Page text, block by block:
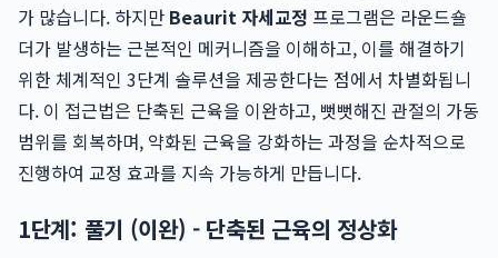
가 많습니다. 하지만 Beaurit 자세교정 프로그램은 라운드숄
더가 발생하는 근본적인 메커니즘을 이해하고, 이를 해결하기
위한 체계적인 3단계 솔루션을 제공한다는 점에서 차별화됩니
다. 이 접근법은 단축된 근육을 이완하고, 뻣뻣해진 관절의 가동
범위를 회복하며, 약화된 근육을 강화하는 과정을 순차적으로
진행하여 교정 효과를 지속 가능하게 만듭니다.
1단계: 풀기 (이완) - 단축된 근육의 정상화